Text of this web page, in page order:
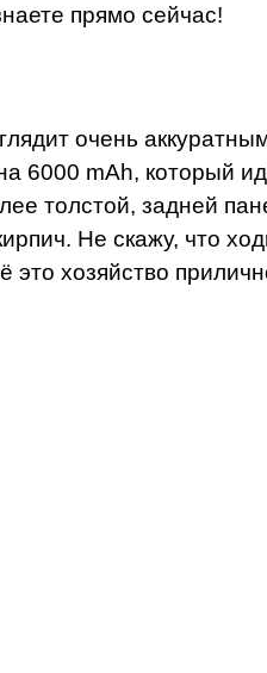
прямо сейчас!
очень
6000 mAh, который
толстой, задней
Не скажу, что
это хозяйство